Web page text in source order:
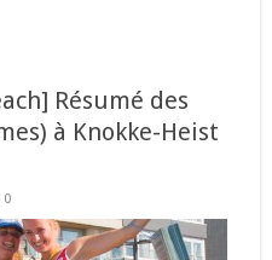
Résumé des
à Knokke-Heist
0